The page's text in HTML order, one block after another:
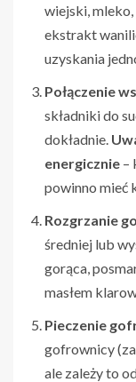
wiejski,
ekstrakt
uzyskania
Połączenie
składniki do
dokładnie.
energicznie –
powinno mieć
Rozgrzanie
średniej lub
gorąca,
masłem
Pieczenie
gofrownicy
ale zależy to